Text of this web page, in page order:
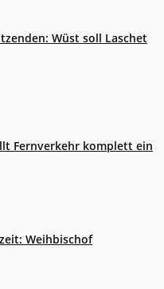
Wüst soll Laschet
Fernverkehr komplett ein
Weihbischof